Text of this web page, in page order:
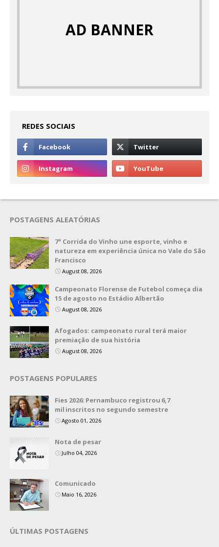
AD BANNER
REDES SOCIAIS
POSTAGENS ALEATÓRIAS
7ª Corrida do Vinho une esporte, vinho e
natureza em experiência única no Vale do São
Francisco
August 08, 2026
Campeonato Florense de Futebol começa dia
15 de agosto no Estádio Albertão
August 08, 2026
Afogados: campeonato rural terá maior
premiação de sua história
August 08, 2026
POSTAGENS POPULARES
Fies 2026: Pernambuco registrou 6,7
mil inscritos no segundo semestre
Agosto 01, 2026
Nota de pesar
Julho 04, 2026
Comunicado
Maio 16, 2026
ÚLTIMAS POSTAGENS